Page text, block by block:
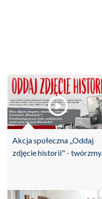
Akcja społeczna ,,Oddaj
zdjęcie historii" - twórzmy...